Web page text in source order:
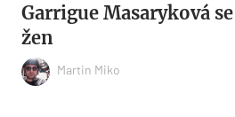
Garrigue Masaryková
žen
Martin Miko